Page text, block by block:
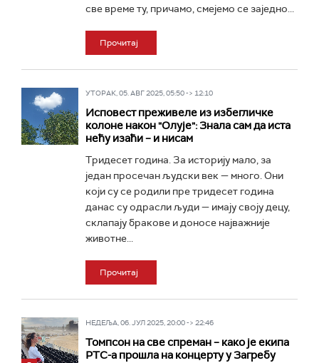
све време ту, причамо, смејемо се заједно...
Прочитај
УТОРАК, 05. АВГ 2025, 05:50 -> 12:10
Исповест преживеле из избегличке
колоне након "Олује": Знала сам да иста
нећу изаћи – и нисам
Тридесет година. За историју мало, за
један просечан људски век — много. Они
који су се родили пре тридесет година
данас су одрасли људи — имају своју децу,
склапају бракове и доносе најважније
животне...
Прочитај
НЕДЕЉА, 06. ЈУЛ 2025, 20:00 -> 22:46
Томпсон на све спреман – како је екипа
РТС-а прошла на концерту у Загребу